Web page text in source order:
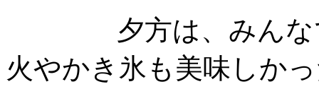
夕方は、みんなで
火やかき氷も美味しか